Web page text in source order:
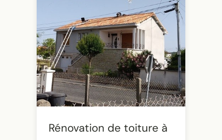
Rénovation de toiture à